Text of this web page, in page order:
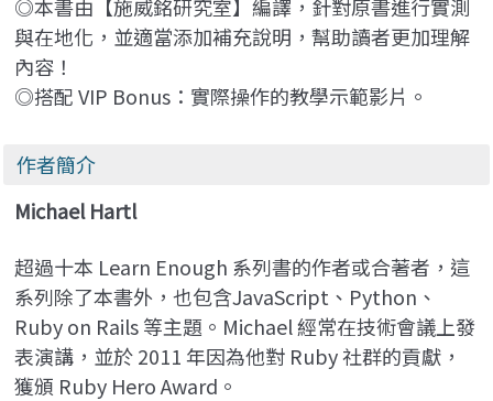
◎本書由【施威銘研究室】編譯，針對原書進行實測
與在地化，並適當添加補充說明，幫助讀者更加理解
內容！
◎搭配 VIP Bonus：實際操作的教學示範影片。
作者簡介
Michael Hartl
超過十本 Learn Enough 系列書的作者或合著者，這
系列除了本書外，也包含JavaScript、Python、
Ruby on Rails 等主題。Michael 經常在技術會議上發
表演講，並於 2011 年因為他對 Ruby 社群的貢獻，
獲頒 Ruby Hero Award。